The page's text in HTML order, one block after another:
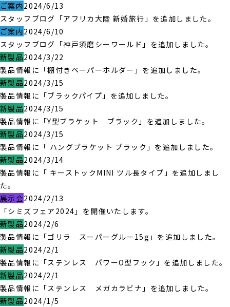
ご案内2024/6/13
スタッフブログ「アフリカ大陸 新婚旅行」を追加しました。
ご案内2024/6/10
スタッフブログ「神戸須磨シーワールド」を追加しました。
新製品2024/3/22
製品情報に「棚付きペーパーホルダー」を追加しました。
新製品2024/3/15
製品情報に「ブラックパイプ」を追加しました。
新製品2024/3/15
製品情報に「Y型ブラケット ブラック」を追加しました。
新製品2024/3/15
製品情報に「 ハングブラケット ブラック」を追加しました。
新製品2024/3/14
製品情報に「 キーストックMINI ツル長タイプ」を追加しまし
た。
展示会2024/2/13
「シミズフェア2024」を開催いたします。
新製品2024/2/6
製品情報に「ゴリラ スーパーグルー15g」を追加しました。
新製品2024/2/1
製品情報に「ステンレス パワーO型フック」を追加しました。
新製品2024/2/1
製品情報に「ステンレス メガカラビナ」を追加しました。
新製品2024/1/5